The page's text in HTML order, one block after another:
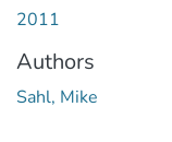
2011
Authors
Sahl, Mike